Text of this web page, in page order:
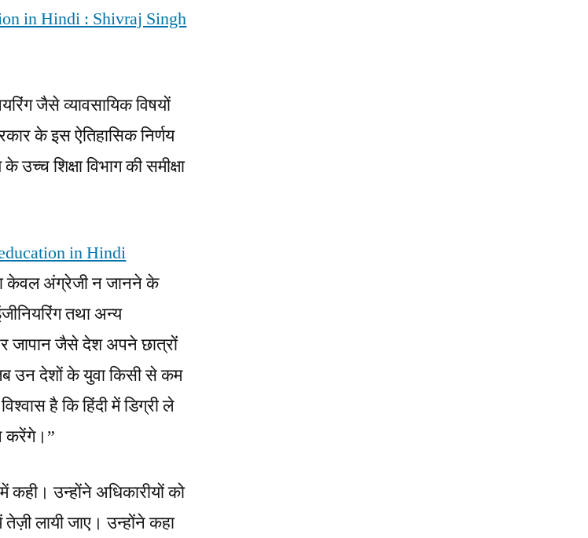
in Hindi : Shivraj Singh
जैसे व्यावसायिक विषयों
के इस ऐतिहासिक निर्णय
शिक्षा विभाग की समीक्षा
in Hindi
केवल अंग्रेजी न जानने के
तथा अन्य
जापान जैसे देश अपने छात्रों
उन देशों के युवा किसी से कम
है कि हिंदी में डिग्री ले
करेंगे।”
कही। उन्होंने अधिकारीयों को
तेज़ी लायी जाए। उन्होंने कहा